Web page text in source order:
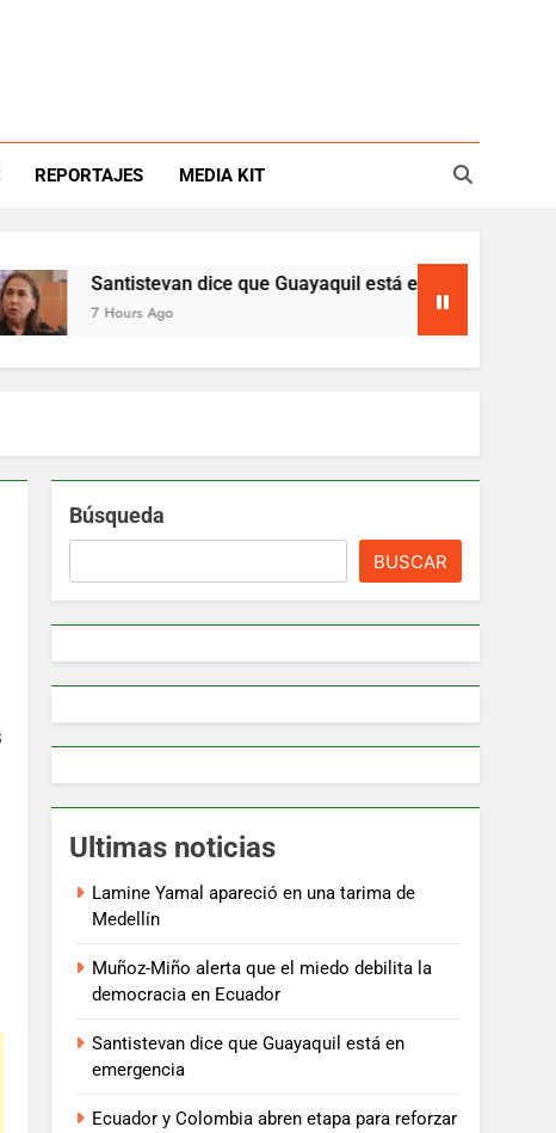
REPORTAJES MEDIA KIT
Santistevan dice que Guayaquil está en emergencia
7 Hours Ago
Búsqueda
BUSCAR
Ultimas noticias
Lamine Yamal apareció en una tarima de
Medellín
Muñoz-Miño alerta que el miedo debilita la
democracia en Ecuador
Santistevan dice que Guayaquil está en
emergencia
Ecuador y Colombia abren etapa para reforzar